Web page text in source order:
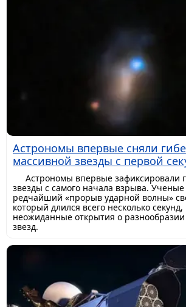
Астрономы впервые сняли
массивной звезды с первой
Астрономы впервые зафиксировали
звезды с самого начала взрыва.
редчайший «прорыв ударной волны»
который длился всего несколько
неожиданные открытия о разнообразии
звезд.